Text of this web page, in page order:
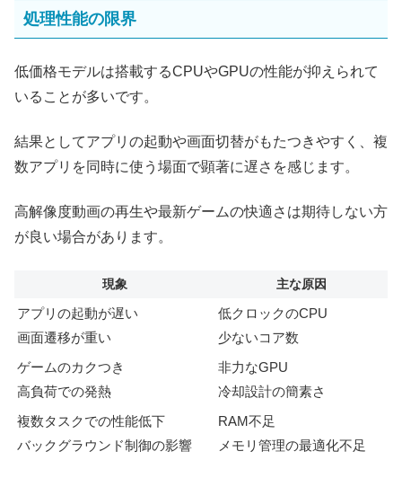
処理性能の限界
低価格モデルは搭載するCPUやGPUの性能が抑えられて
いることが多いです。
結果としてアプリの起動や画面切替がもたつきやすく、複
数アプリを同時に使う場面で顕著に遅さを感じます。
高解像度動画の再生や最新ゲームの快適さは期待しない方
が良い場合があります。
現象 主な原因
アプリの起動が遅い
画面遷移が重い
低クロックのCPU
少ないコア数
ゲームのカクつき
高負荷での発熱
非力なGPU
冷却設計の簡素さ
複数タスクでの性能低下
バックグラウンド制御の影響
RAM不足
メモリ管理の最適化不足